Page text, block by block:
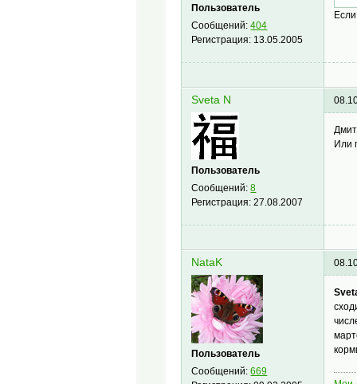
Пользователь
Сообщений:404
Регистрация: 13.05.2005
Sveta N
Пользователь
Сообщений:8
Регистрация:27.08.2007
Или
NataK
Пользователь
Сообщений:669